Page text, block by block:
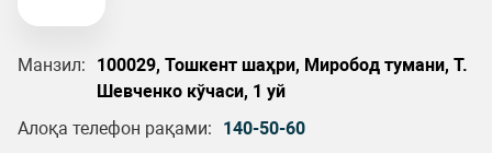
Манзил:
100029, Тошкент шаҳри, Миробод тумани, Т.
Шевченко кўчаси, 1 уй
Алоқа телефон рақами:
140-50-60